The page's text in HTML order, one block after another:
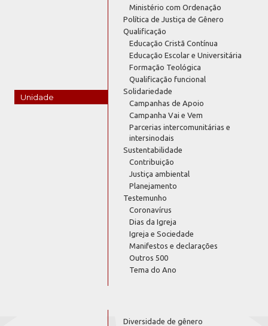
Unidade
Ministério com Ordenação
Política de Justiça de Gênero
Qualificação
Educação Cristã Contínua
Educação Escolar e Universitária
Formação Teológica
Qualificação funcional
Solidariedade
Campanhas de Apoio
Campanha Vai e Vem
Parcerias intercomunitárias e
intersinodais
Sustentabilidade
Contribuição
Justiça ambiental
Planejamento
Testemunho
Coronavírus
Dias da Igreja
Igreja e Sociedade
Manifestos e declarações
Outros 500
Tema do Ano
Diversidade de gênero